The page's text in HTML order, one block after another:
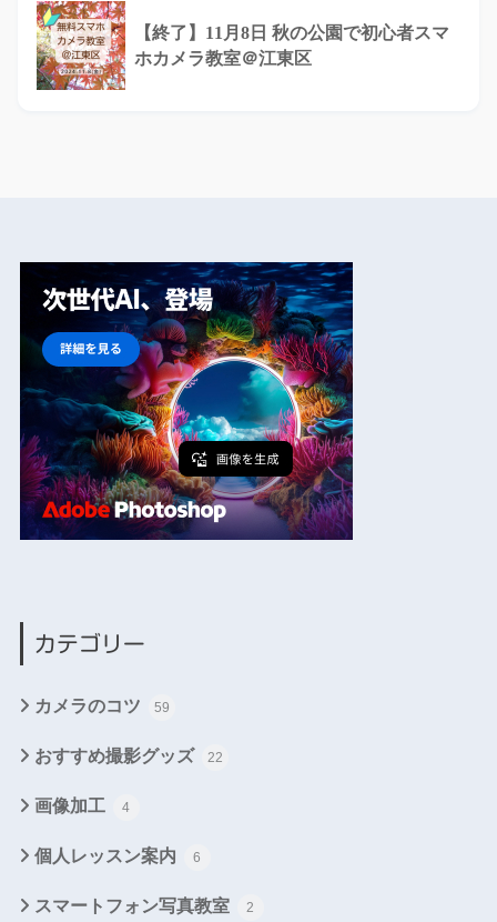
【終了】11月8日 秋の公園で初心者スマ
ホカメラ教室＠江東区
カテゴリー
カメラのコツ 59
おすすめ撮影グッズ 22
画像加工 4
個人レッスン案内 6
スマートフォン写真教室 2